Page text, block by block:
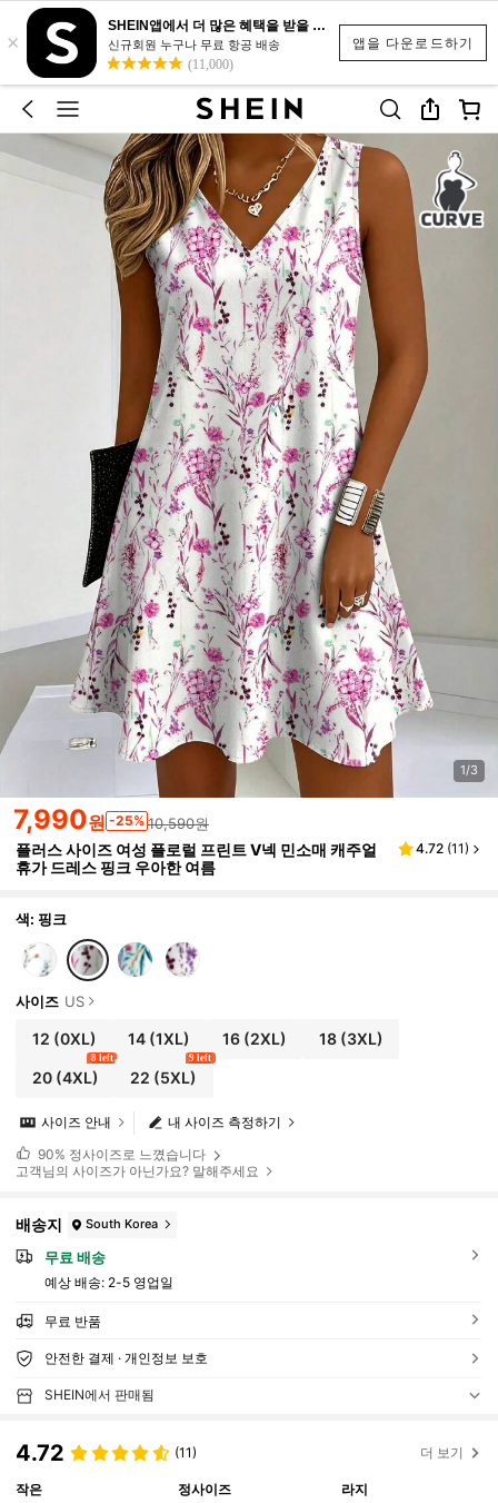
앱을 다운로드하기
×
SHEIN앱에서 더 많은 혜택을 받을 수 있어요.
신규회원 누구나 무료 항공 배송
(11,000)
1/3
7,990원 -25% 10,590원
플러스 사이즈 여성 플로럴 프린트 V넥 민소매 캐주얼
휴가 드레스 핑크 우아한 여름
4.72 (11)
색: 핑크
사이즈 US
12 (0XL) 14 (1XL) 16(2XL) 18(3XL)
20(4XL)
8 left
22 (5XL)
9 left
내 사이즈 측정하기
사이즈 안내
90% 정사이즈로 느꼈습니다
고객님의 사이즈가 아닌가요? 말해주세요
배송지 South Korea
무료 배송
예상 배송: 2-5 영업일
무료 반품
안전한 결제 · 개인정보 보호
SHEIN에서 판매됨
4.72 (11) 더 보기
작은
정사이즈
라지